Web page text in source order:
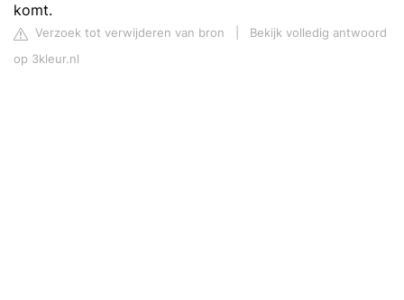
komt.
Verzoek tot verwijderen van bron
Bekijk volledig antwoord
op 3kleur.nl